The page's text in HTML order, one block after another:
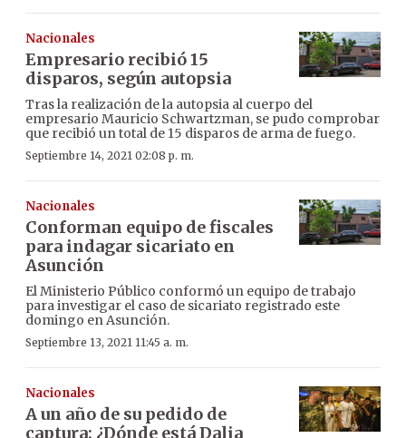
Nacionales
Empresario recibió 15
disparos, según autopsia
Tras la realización de la autopsia al cuerpo del
empresario Mauricio Schwartzman, se pudo comprobar
que recibió un total de 15 disparos de arma de fuego.
Septiembre 14, 2021 02:08 p. m.
Nacionales
Conforman equipo de fiscales
para indagar sicariato en
Asunción
El Ministerio Público conformó un equipo de trabajo
para investigar el caso de sicariato registrado este
domingo en Asunción.
Septiembre 13, 2021 11:45 a. m.
Nacionales
A un año de su pedido de
captura: ¿Dónde está Dalia